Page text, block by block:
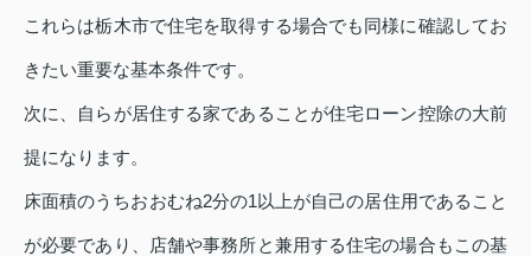
これらは栃木市で住宅を取得する場合でも同様に確認してお
きたい重要な基本条件です。
次に、自らが居住する家であることが住宅ローン控除の大前
提になります。
床面積のうちおおむね2分の1以上が自己の居住用であること
が必要であり、店舗や事務所と兼用する住宅の場合もこの基